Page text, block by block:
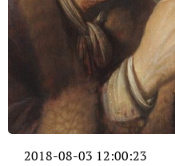
2018-08-03 12:00:23